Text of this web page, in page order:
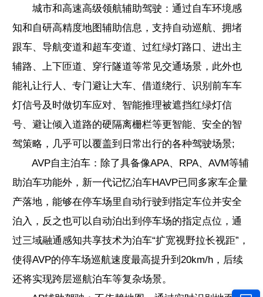
城市和高速高级领航辅助驾驶：通过自车环境感
知和自研高精度地图辅助信息，支持自动巡航、拥堵
跟车、导航变道和超车变道、过红绿灯路口、进出主
辅路、上下匝道、穿行隧道等常见交通场景，此外也
能礼让行人、专门避让大车、借道绕行、识别前车车
灯信号及时做切车应对、智能推理被遮挡红绿灯信
号、避让倾入道路的硬隔离栅栏等更智能、安全的智
驾策略，几乎可以覆盖到日常出行的各种驾驶场景;
AVP自主泊车：除了具备像APA、RPA、AVM等辅
助泊车功能外，新一代记忆泊车HAVP已同多家车企量
产落地，能够在停车场里自动行驶到指定车位并安全
泊入，反之也可以自动泊出到停车场的指定点位，通
过三域融通感知共享技术为泊车“扩宽视野拉长视距”，
使得AVP的停车场巡航速度最高提升到20km/h，后续
还将实现跨层巡航泊车等复杂场景。